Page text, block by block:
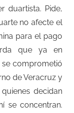
duartista. Pide,
no afecte el
para el pago
que ya en
se comprometió
de Veracruz y
decidan
se concentran.